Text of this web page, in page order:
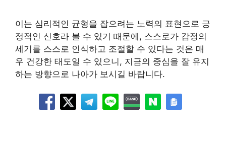
이는 심리적인 균형을 잡으려는 노력의 표현으로 긍
정적인 신호라 볼 수 있기 때문에, 스스로가 감정의
세기를 스스로 인식하고 조절할 수 있다는 것은 매
우 건강한 태도일 수 있으니, 지금의 중심을 잘 유지
하는 방향으로 나아가 보시길 바랍니다.